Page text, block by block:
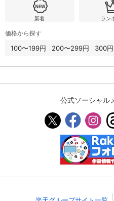
購入明細 ４ヵ
ます。
レン
と便
お気
す。
能で
サイ
の削
サイ
新着 ラン
価格から探す
100〜199円 200〜299円 300
公式ソーシャル